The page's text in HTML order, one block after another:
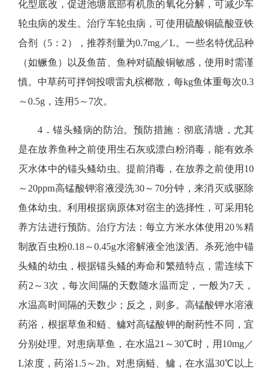
化型底改，促进池塘底部有机质的氧化分解，可减少车
轮虫病的发生。治疗车轮虫病，可使用硫酸铜硫酸亚铁
合剂（5：2），推荐剂量为0.7mg／L。一些名特优品种
（如鳜鱼）以及鱼苗、鱼种对硫酸铜敏感，使用时需谨
慎。中草药可拌饲投喂雷丸槟榔散，每kg鱼体重每次0.3
～0.5g，连用5～7次。
4．锚头鳋病的防治。 预防措施：彻底清塘，尤其
是在放养鱼种之前使用生石灰或漂白粉消毒，能有效杀
灭水体中的锚头鳋幼虫。提前消毒，在放养之前使用10
～20ppm高锰酸钾溶液浸洗30～70分钟，来消灭或驱除
鱼体幼虫。利用根据病原体对宿主的选择性，可采用轮
养方法进行预防。治疗方法：每立方米水体使用20％精
制敌百虫粉0.18～0.45g水溶解液全池泼洒。杀死池中锚
头鳋的幼虫，根据锚头鳋的寿命和繁殖特点，需连续下
药2～3次，每次间隔的天数随水温而定，一般为7天，
水温高时间隔的天数少；反之，则多。高锰酸钾水溶液
药浴，根据草鱼和鲢、鳙对高锰酸钾的耐药性不同，宜
分别处理。对患病草鱼，在水温21～30℃时，用10mg／
L浓度，药浴1.5～2h。对患病鲢、鳙，在水温30℃以上